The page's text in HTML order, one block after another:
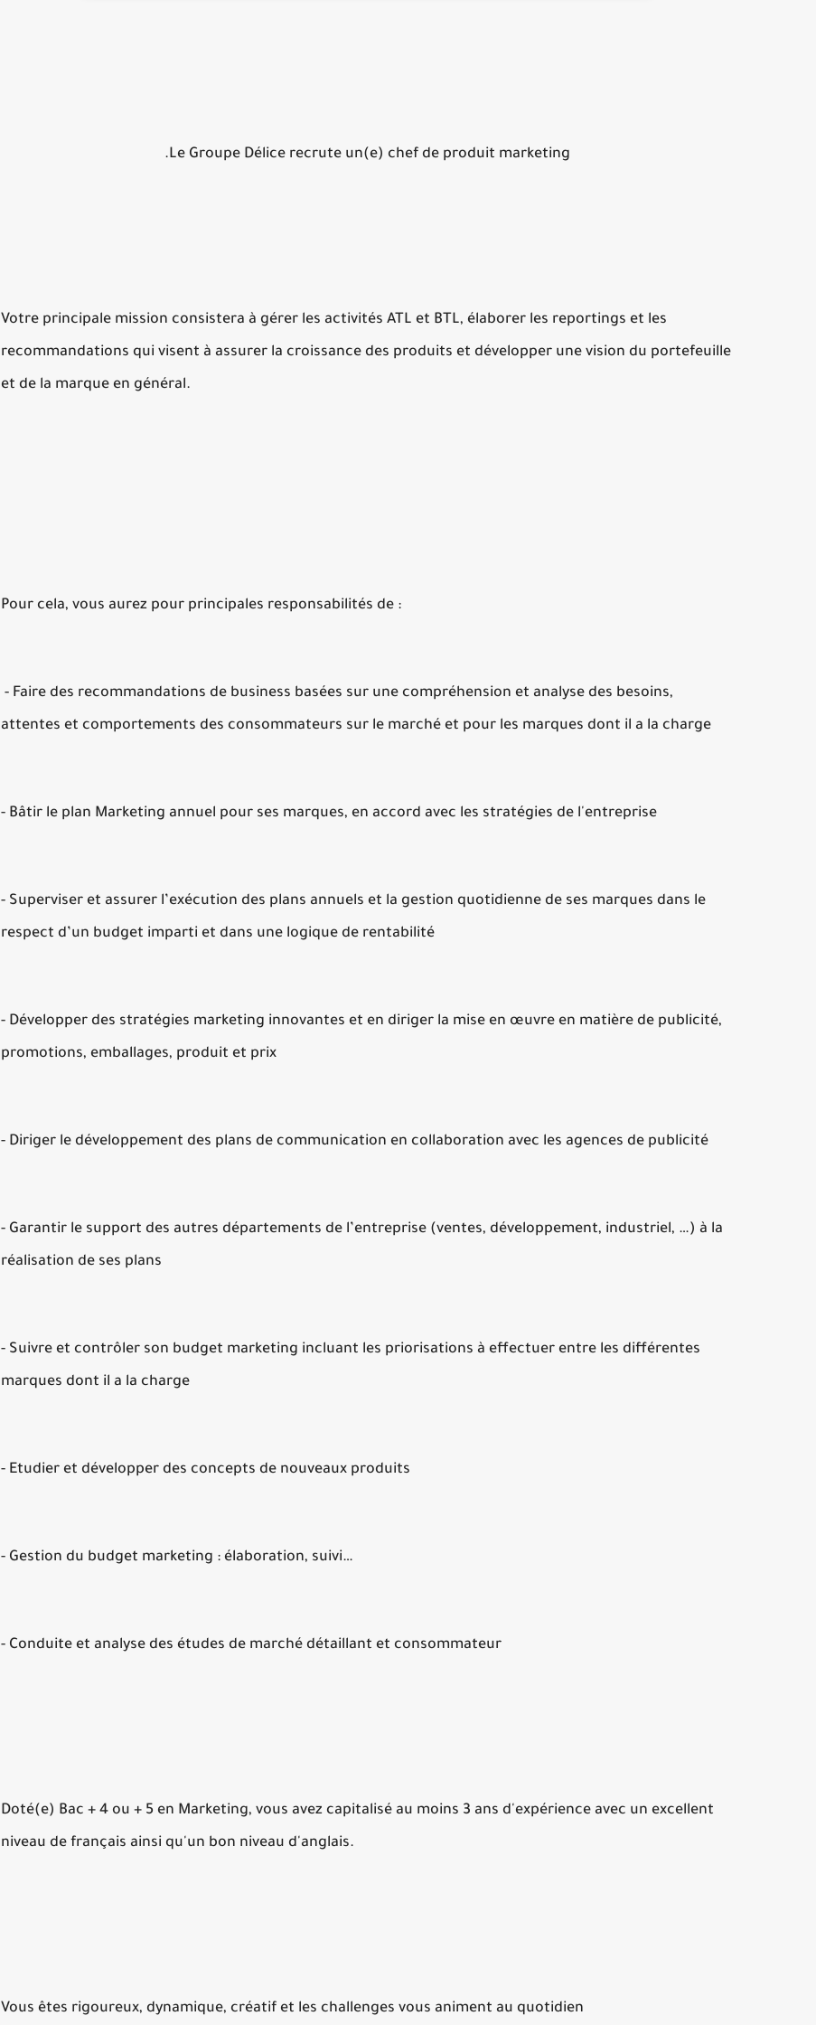
Le Groupe Délice recrute un(e) chef de produit marketing.
Votre principale mission consistera à gérer les activités ATL et BTL, élaborer les reportings et les
recommandations qui visent à assurer la croissance des produits et développer une vision du portefeuille
et de la marque en général.
Pour cela, vous aurez pour principales responsabilités de :
- Faire des recommandations de business basées sur une compréhension et analyse des besoins,
attentes et comportements des consommateurs sur le marché et pour les marques dont il a la charge
- Bâtir le plan Marketing annuel pour ses marques, en accord avec les stratégies de l'entreprise
- Superviser et assurer l’exécution des plans annuels et la gestion quotidienne de ses marques dans le
respect d’un budget imparti et dans une logique de rentabilité
- Développer des stratégies marketing innovantes et en diriger la mise en œuvre en matière de publicité,
promotions, emballages, produit et prix
- Diriger le développement des plans de communication en collaboration avec les agences de publicité
- Garantir le support des autres départements de l’entreprise (ventes, développement, industriel, …) à la
réalisation de ses plans
- Suivre et contrôler son budget marketing incluant les priorisations à effectuer entre les différentes
marques dont il a la charge
- Etudier et développer des concepts de nouveaux produits
- Gestion du budget marketing : élaboration, suivi…
- Conduite et analyse des études de marché détaillant et consommateur
Doté(e) Bac + 4 ou + 5 en Marketing, vous avez capitalisé au moins 3 ans d'expérience avec un excellent
niveau de français ainsi qu'un bon niveau d'anglais.
Vous êtes rigoureux, dynamique, créatif et les challenges vous animent au quotidien